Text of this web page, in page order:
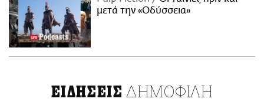
μετά την «Οδύσσεια»
ΕΙΔΗΣΕΙΣ ΔΗΜΟΦΙΛΗ